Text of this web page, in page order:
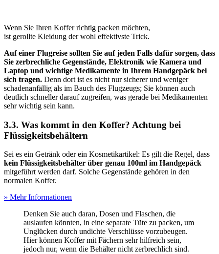
Wenn Sie Ihren Koffer richtig packen möchten,
ist gerollte Kleidung der wohl effektivste Trick.
Auf einer Flugreise sollten Sie auf jeden Falls dafür sorgen, dass
Sie zerbrechliche Gegenstände, Elektronik wie Kamera und
Laptop und wichtige Medikamente in Ihrem Handgepäck bei
sich tragen. Denn dort ist es nicht nur sicherer und weniger
schadenanfällig als im Bauch des Flugzeugs; Sie können auch
deutlich schneller darauf zugreifen, was gerade bei Medikamenten
sehr wichtig sein kann.
3.3. Was kommt in den Koffer? Achtung bei
Flüssigkeitsbehältern
Sei es ein Getränk oder ein Kosmetikartikel: Es gilt die Regel, dass
kein Flüssigkeitsbehälter über genau 100ml im Handgepäck
mitgeführt werden darf. Solche Gegenstände gehören in den
normalen Koffer.
» Mehr Informationen
Denken Sie auch daran, Dosen und Flaschen, die
auslaufen könnten, in eine separate Tüte zu packen, um
Unglücken durch undichte Verschlüsse vorzubeugen.
Hier können Koffer mit Fächern sehr hilfreich sein,
jedoch nur, wenn die Behälter nicht zerbrechlich sind.